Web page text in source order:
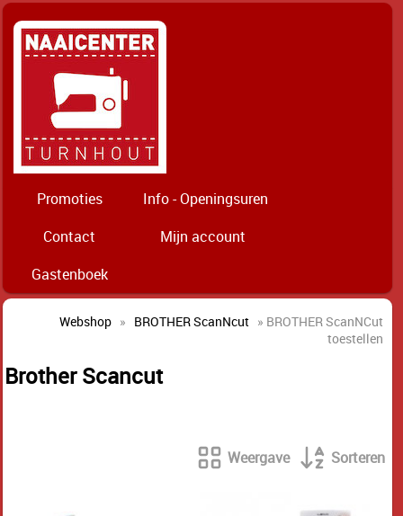
Promoties
Info - Openingsuren
Contact
Mijn account
Gastenboek
Webshop » BROTHER ScanNcut » BROTHER ScanNCut
toestellen
Brother Scancut
Weergave Sorteren